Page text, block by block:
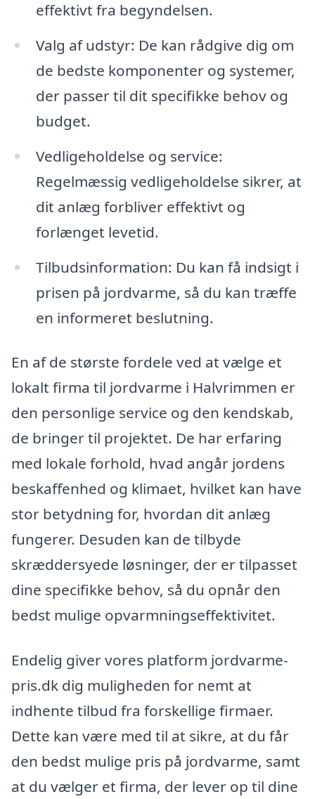
effektivt fra begyndelsen.
Valg af udstyr: De kan rådgive dig om
de bedste komponenter og systemer,
der passer til dit specifikke behov og
budget.
Vedligeholdelse og service:
Regelmæssig vedligeholdelse sikrer, at
dit anlæg forbliver effektivt og
forlænget levetid.
Tilbudsinformation: Du kan få indsigt i
prisen på jordvarme, så du kan træffe
en informeret beslutning.
En af de største fordele ved at vælge et
lokalt firma til jordvarme i Halvrimmen er
den personlige service og den kendskab,
de bringer til projektet. De har erfaring
med lokale forhold, hvad angår jordens
beskaffenhed og klimaet, hvilket kan have
stor betydning for, hvordan dit anlæg
fungerer. Desuden kan de tilbyde
skræddersyede løsninger, der er tilpasset
dine specifikke behov, så du opnår den
bedst mulige opvarmningseffektivitet.
Endelig giver vores platform jordvarme-
pris.dk dig muligheden for nemt at
indhente tilbud fra forskellige firmaer.
Dette kan være med til at sikre, at du får
den bedst mulige pris på jordvarme, samt
at du vælger et firma, der lever op til dine